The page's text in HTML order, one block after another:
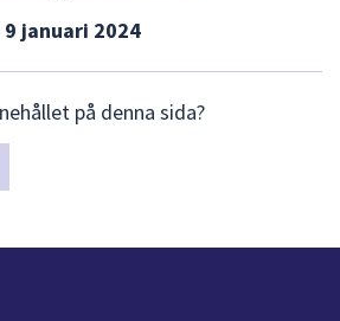
9 januari 2024
på denna sida?